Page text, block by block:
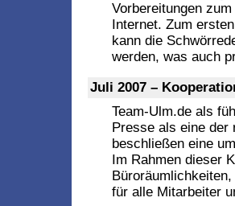
Vorbereitungen
Internet. Zum
kann die
werden, was auch
Juli 2007 –
Team-Ulm.de als
Presse als eine der
beschließen eine
Im Rahmen dieser
für alle Mitarbeiter